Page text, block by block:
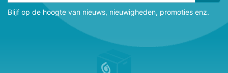
Blijf op de hoogte van nieuws, nieuwigheden, promoties enz.